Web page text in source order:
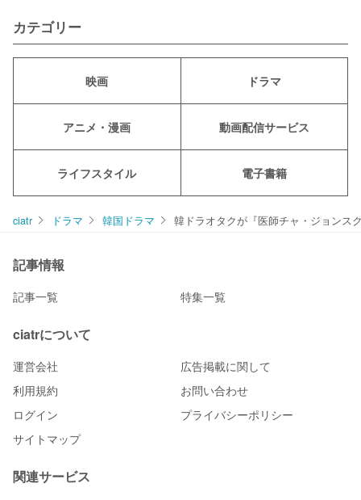
カテゴリー
映画 ドラマ
アニメ・漫画 動画配信サービス
ライフスタイル 電子書籍
ciatr ドラマ 韓国ドラマ 韓ドラオタクが『医師チャ・ジョンス
記事情報
記事一覧 特集一覧
ciatrについて
運営会社
広告掲載に関して
利用規約
お問い合わせ
ログイン
プライバシーポリシー
サイトマップ
関連サービス